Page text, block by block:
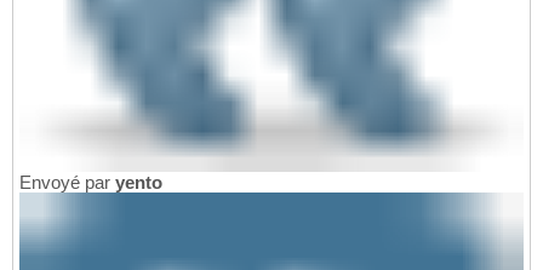
Envoyé par yento